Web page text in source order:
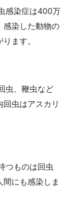
感染症は400万
感染した動物の
ます。
虫、鞭虫など
虫はアスカリ
つものは回虫
間にも感染しま